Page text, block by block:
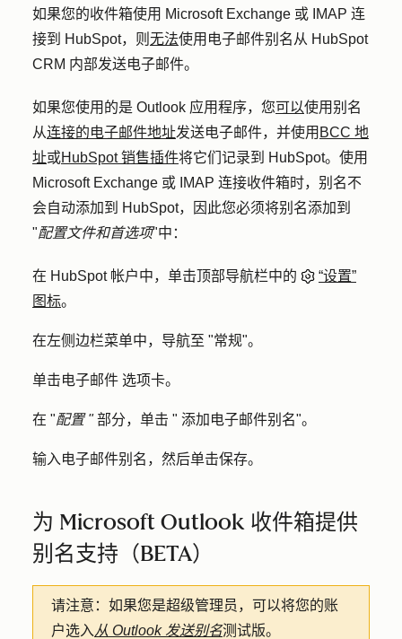
如果您的收件箱使用 Microsoft Exchange 或 IMAP 连
接到 HubSpot，则 无法使用电子邮件别名从 HubSpot
CRM 内部发送电子邮件。
如果您使用的是 Outlook 应用程序，您可以使用别名
从连接的电子邮件地址发送电子邮件，并使用 BCC 地
址或HubSpot 销售插件将它们记录到 HubSpot。使用
Microsoft Exchange 或 IMAP 连接收件箱时，别名不
会自动添加到 HubSpot，因此您必须将别名添加到
"配置文件和首选项"中：
在 HubSpot 帐户中，单击顶部导航栏中的
“设置”
图标。
在左侧边栏菜单中，导航至 "常规"。
单击电子邮件 选项卡。
在 "配置 "部分，单击 " 添加电子邮件别名"。
输入 电子邮件别名 ，然后单击保存。
为 Microsoft Outlook 收件箱提供
别名支持（BETA）
请注意： 如果您是超级管理员，可以将您的账
户选入 从 Outlook 发送别名测试版。